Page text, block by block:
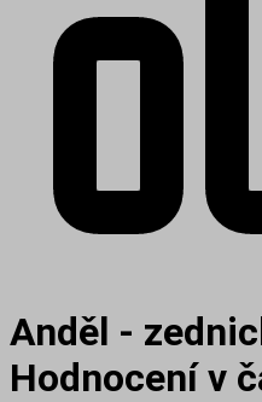
Anděl -
Hodnocení v